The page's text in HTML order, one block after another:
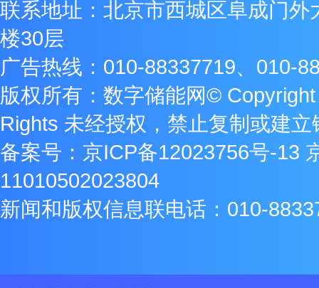
联系地址：北京市西城区阜成门外
楼30层
广告热线：010-88337719、010-
版权所有：数字储能网©
Rights 未经授权，禁止复制或建立
备案号： 京ICP备12023756号-13
11010502023804
新闻和版权信息联电话：010-